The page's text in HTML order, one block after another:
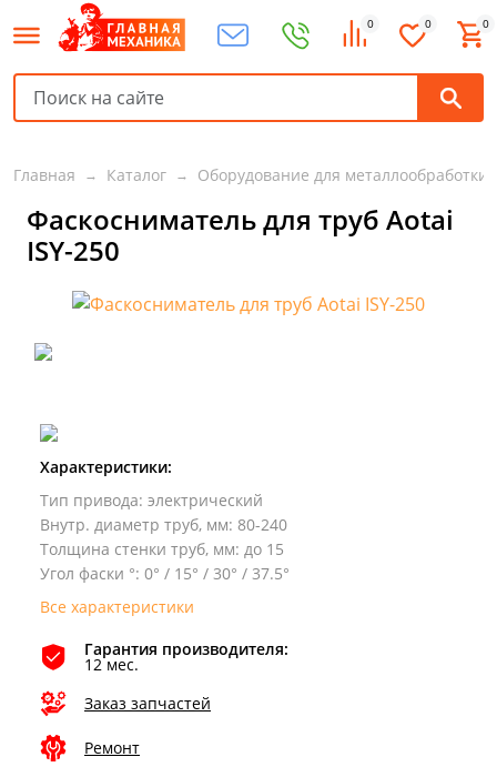
0 0 0
Главная Каталог Оборудование для металлообработки
Фаскосниматель для труб Aotai
ISY-250
Характеристики:
Тип привода: электрический
Внутр. диаметр труб, мм: 80-240
Толщина стенки труб, мм: до 15
Угол фаски °: 0° / 15° / 30° / 37.5°
Все характеристики
Гарантия производителя:
12 мес.
Заказ запчастей
Ремонт